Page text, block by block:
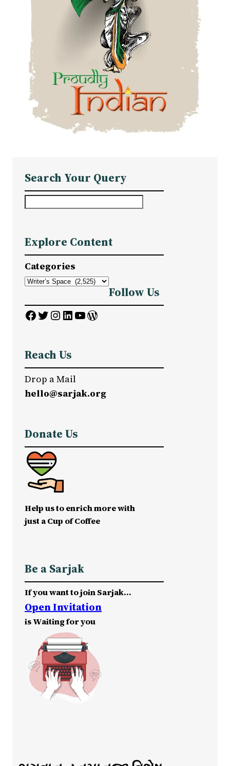
Search Your Query
r
c
h
Explore Content
Categories
Follow Us
Facebook Twitter InstagramLinkedIn YouTube WordPress
Reach Us
Drop a Mail
hello@sarjak.org
Donate Us
Help us to enrich more with
just a Cup of Coffee
Be a Sarjak
If you want to join Sarjak…
Open Invitation
is Waiting for you